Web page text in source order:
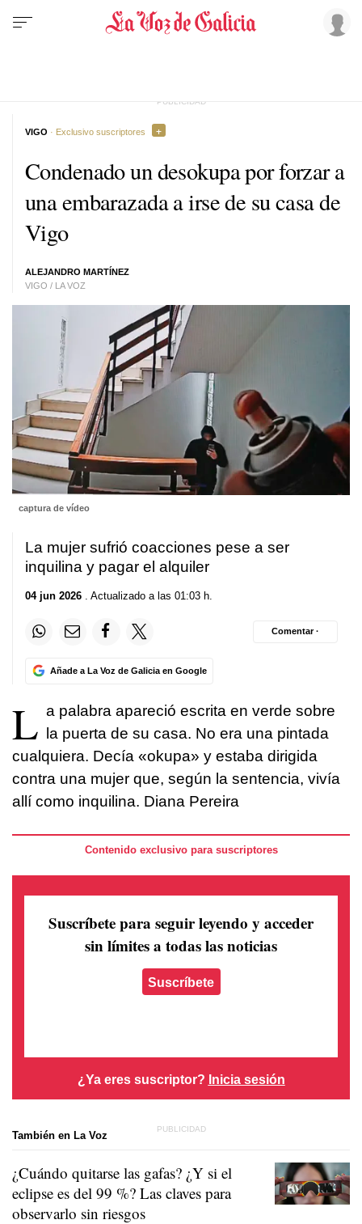
Condenado un desokupa por forzar a
una embarazada a irse de su casa de
Vigo
ALEJANDRO MARTÍNEZ
VIGO / LA VOZ
VIGO · Exclusivo suscriptores
captura de vídeo
La mujer sufrió coacciones pese a ser
inquilina y pagar el alquiler
04 jun 2026 . Actualizado a las 01:03 h.
Añade a La Voz de Galicia en Google
Comentar ·
L a palabra apareció escrita en verde sobre
la puerta de su casa. No era una pintada
cualquiera. Decía «okupa» y estaba dirigida
contra una mujer que, según la sentencia, vivía
allí como inquilina. Diana Pereira
Contenido exclusivo para suscriptores
Suscríbete para seguir leyendo y acceder
sin límites a todas las noticias
Suscríbete
¿Ya eres suscriptor? Inicia sesión
También en La Voz
¿Cuándo quitarse las gafas? ¿Y si el
eclipse es del 99 %? Las claves para
observarlo sin riesgos